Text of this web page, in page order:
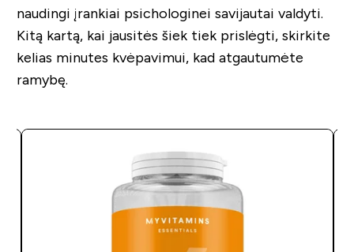
naudingi įrankiai psichologinei savijautai valdyti.
Kitą kartą, kai jausitės šiek tiek prislėgti, skirkite
kelias minutes kvėpavimui, kad atgautumėte
ramybę.